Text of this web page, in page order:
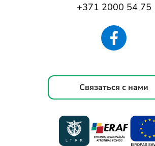
+371 2000 54 75
Связаться с нами